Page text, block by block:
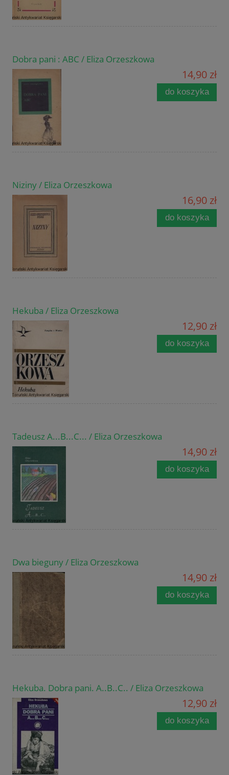
Dobra pani : ABC / Eliza Orzeszkowa
14,90 zł
do koszyka
Niziny / Eliza Orzeszkowa
16,90 zł
do koszyka
Hekuba / Eliza Orzeszkowa
12,90 zł
do koszyka
Tadeusz A...B...C... / Eliza Orzeszkowa
14,90 zł
do koszyka
Dwa bieguny / Eliza Orzeszkowa
14,90 zł
do koszyka
Hekuba. Dobra pani. A..B..C.. / Eliza Orzeszkowa
12,90 zł
do koszyka